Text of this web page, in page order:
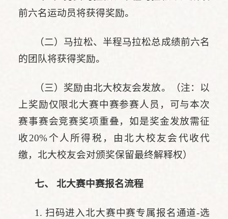
前六名运动员将获得奖励。
（二）马拉松、半程马拉松总成绩前六名
的团队将获得奖励。
（三）奖励由北大校友会发放。（注：以
上奖励仅限北大赛中赛参赛人员，可与本次
赛事赛会竞赛奖项重叠，如是奖金发放需征
收20%个人所得税，由北大校友会代收代
缴，北大校友会对颁奖保留最终解释权）
七、 北大赛中赛报名流程
1. 扫码进入北大赛中赛专属报名通道-选